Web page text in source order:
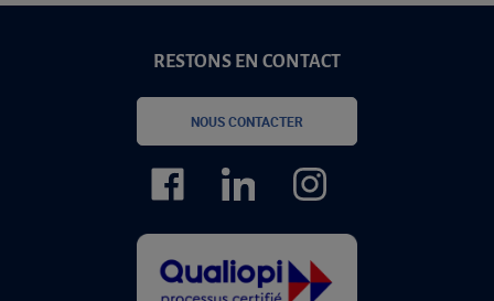
RESTONS EN CONTACT
NOUS CONTACTER